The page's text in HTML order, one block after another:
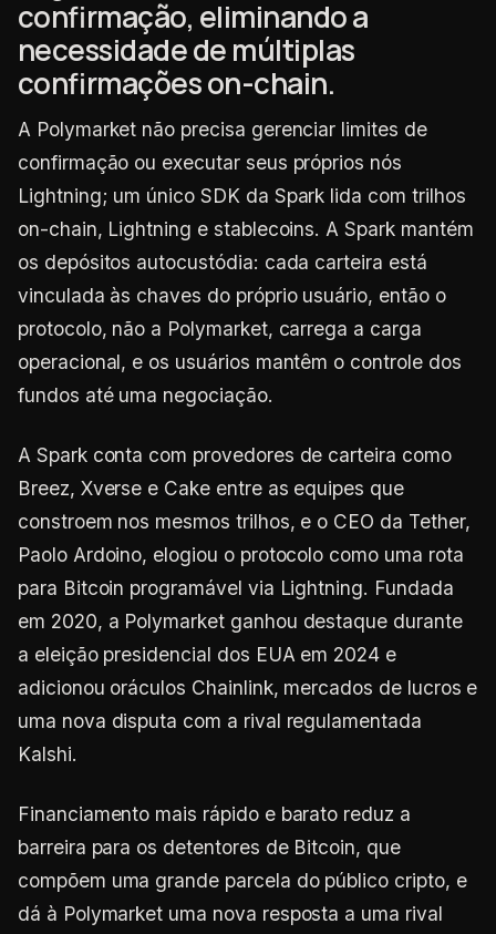
confirmação, eliminando a
necessidade de múltiplas
confirmações on-chain.
A Polymarket não precisa gerenciar limites de
confirmação ou executar seus próprios nós
Lightning; um único SDK da Spark lida com trilhos
on-chain, Lightning e stablecoins. A Spark mantém
os depósitos autocustódia: cada carteira está
vinculada às chaves do próprio usuário, então o
protocolo, não a Polymarket, carrega a carga
operacional, e os usuários mantêm o controle dos
fundos até uma negociação.
A Spark conta com provedores de carteira como
Breez, Xverse e Cake entre as equipes que
constroem nos mesmos trilhos, e o CEO da Tether,
Paolo Ardoino, elogiou o protocolo como uma rota
para Bitcoin programável via Lightning. Fundada
em 2020, a Polymarket ganhou destaque durante
a eleição presidencial dos EUA em 2024 e
adicionou oráculos Chainlink, mercados de lucros e
uma nova disputa com a rival regulamentada
Kalshi.
Financiamento mais rápido e barato reduz a
barreira para os detentores de Bitcoin, que
compõem uma grande parcela do público cripto, e
dá à Polymarket uma nova resposta a uma rival